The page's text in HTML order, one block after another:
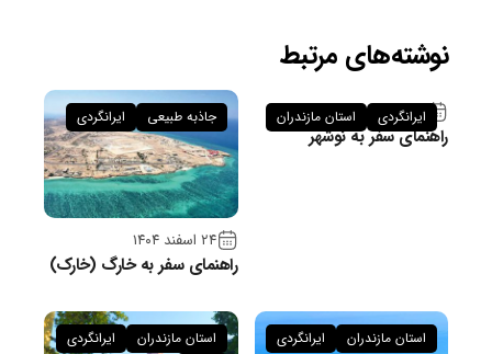
نوشته‌های مرتبط
۲۶ فروردین ۱۴۰۵
راهنمای سفر به نوشهر
ایرانگردی استان مازندران
۲۴ اسفند ۱۴۰۴
راهنمای سفر به خارگ (خارک)
جاذبه طبیعی ایرانگردی
استان مازندران ایرانگردی استان مازندران
ایرانگردی